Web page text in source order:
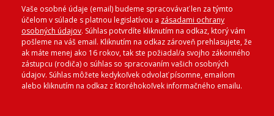
Vaše osobné údaje (email) budeme spracovávať len za týmto
účelom v súlade s platnou legislatívou a zásadami ochrany
osobných údajov. Súhlas potvrdíte kliknutím na odkaz, ktorý vám
pošleme na váš email. Kliknutím na odkaz zároveň prehlasujete, že
ak máte menej ako 16 rokov, tak ste požiadal/a svojho zákonného
zástupcu (rodiča) o súhlas so spracovaním vašich osobných
údajov. Súhlas môžete kedykoľvek odvolať písomne, emailom
alebo kliknutím na odkaz z ktoréhokoľvek informačného emailu.